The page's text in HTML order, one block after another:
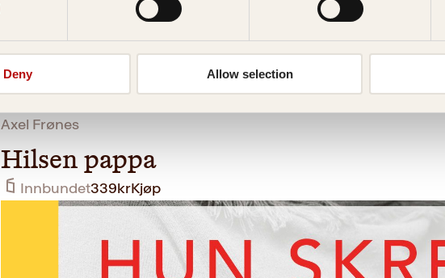
Deny Allow selection
Axel Frønes
Hilsen pappa
Innbundet339krKjøp